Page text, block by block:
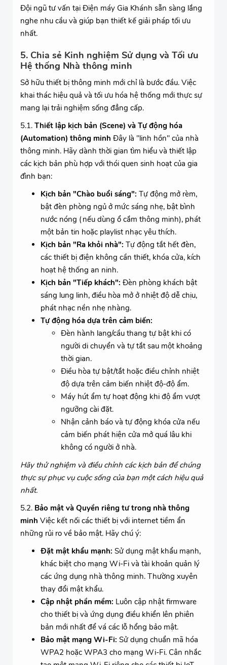
Đội ngũ tư vấn tại Điện máy Gia Khánh sẵn sàng lắng
nghe nhu cầu và giúp bạn thiết kế giải pháp tối ưu
nhất.
5. Chia sẻ Kinh nghiệm Sử dụng và Tối ưu
Hệ thống Nhà thông minh
Sở hữu thiết bị thông minh mới chỉ là bước đầu. Việc
khai thác hiệu quả và tối ưu hóa hệ thống mới thực sự
mang lại trải nghiệm sống đẳng cấp.
5.1. Thiết lập kịch bản (Scene) và Tự động hóa
(Automation) thông minh Đây là "linh hồn" của nhà
thông minh. Hãy dành thời gian tìm hiểu và thiết lập
các kịch bản phù hợp với thói quen sinh hoạt của gia
đình bạn:
Kịch bản "Chào buổi sáng": Tự động mở rèm,
bật đèn phòng ngủ ở mức sáng nhẹ, bật bình
nước nóng (nếu dùng ổ cắm thông minh), phát
một bản tin hoặc playlist nhạc yêu thích.
Kịch bản "Ra khỏi nhà": Tự động tắt hết đèn,
các thiết bị điện không cần thiết, khóa cửa, kích
hoạt hệ thống an ninh.
Kịch bản "Tiếp khách": Đèn phòng khách bật
sáng lung linh, điều hòa mở ở nhiệt độ dễ chịu,
phát nhạc nền nhẹ nhàng.
Tự động hóa dựa trên cảm biến:
Đèn hành lang/cầu thang tự bật khi có
người di chuyển và tự tắt sau một khoảng
thời gian.
Điều hòa tự bật/tắt hoặc điều chỉnh nhiệt
độ dựa trên cảm biến nhiệt độ-độ ẩm.
Máy hút ẩm tự hoạt động khi độ ẩm vượt
ngưỡng cài đặt.
Nhận cảnh báo và tự động khóa cửa nếu
cảm biến phát hiện cửa mở quá lâu khi
không có người ở nhà.
Hãy thử nghiệm và điều chỉnh các kịch bản để chúng
thực sự phục vụ cuộc sống của bạn một cách hiệu quả
nhất.
5.2. Bảo mật và Quyền riêng tư trong nhà thông
minh Việc kết nối các thiết bị với internet tiềm ẩn
những rủi ro về bảo mật. Hãy chú ý:
Đặt mật khẩu mạnh: Sử dụng mật khẩu mạnh,
khác biệt cho mạng Wi-Fi và tài khoản quản lý
các ứng dụng nhà thông minh. Thường xuyên
thay đổi mật khẩu.
Cập nhật phần mềm: Luôn cập nhật firmware
cho thiết bị và ứng dụng điều khiển lên phiên
bản mới nhất để vá các lỗ hổng bảo mật.
Bảo mật mạng Wi-Fi: Sử dụng chuẩn mã hóa
WPA2 hoặc WPA3 cho mạng Wi-Fi. Cân nhắc